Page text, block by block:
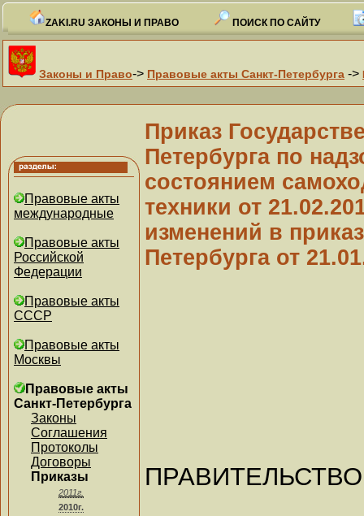
ZAKI.RU ЗАКОНЫ И ПРАВО ПОИСК ПО САЙТУ
Законы и Право-> Правовые акты Санкт-Петербурга ->
Правовые акты
международные
Правовые акты
Российской
Федерации
Правовые акты
СССР
Правовые акты
Москвы
Правовые акты
Санкт-Петербурга
Законы
Соглашения
Протоколы
Договоры
Приказы
2011г.
2010г.
Приказ
Петербурга по
состоянием
техники от
изменений в
Петербурга от